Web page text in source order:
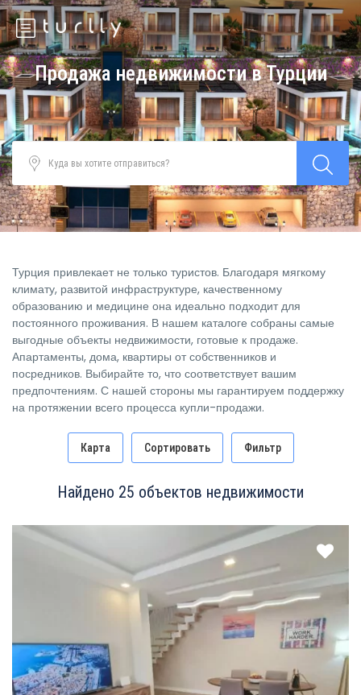
Продажа недвижимости в Турции
Турция привлекает не только туристов. Благодаря мягкому
климату, развитой инфраструктуре, качественному
образованию и медицине она идеально подходит для
постоянного проживания. В нашем каталоге собраны самые
выгодные объекты недвижимости, готовые к продаже.
Апартаменты, дома, квартиры от собственников и
посредников. Выбирайте то, что соответствует вашим
предпочтениям. С нашей стороны мы гарантируем поддержку
на протяжении всего процесса купли-продажи.
Карта Сортировать Фильтр
Найдено 25 объектов недвижимости